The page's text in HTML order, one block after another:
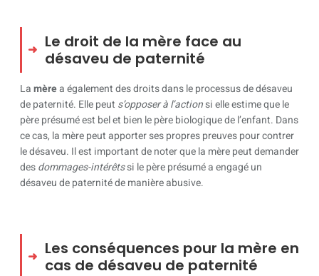
Le droit de la mère face au
désaveu de paternité
Lamèrea également des droits dans le processus de désaveu
de paternité. Elle peut s’opposer à l’actionsi elle estime que le
père présumé est bel et bien le père biologique de l’enfant. Dans
ce cas, la mère peut apporter ses propres preuves pour contrer
le désaveu. Il est important de noter que la mère peut demander
desdommages-intérêtssi le père présumé a engagé un
désaveu de paternité de manière abusive.
Les conséquences pour la mère en
cas de désaveu de paternité